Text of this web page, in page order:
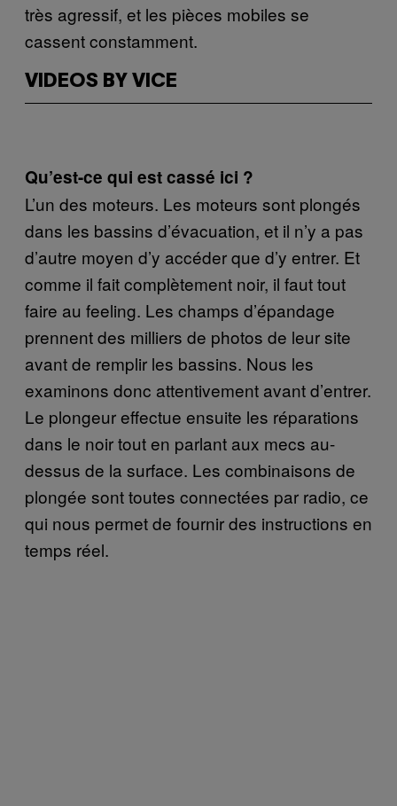
très agressif, et les pièces mobiles se
cassent constamment.
VIDEOS BY VICE
Qu’est-ce qui est cassé ici ?
L’un des moteurs. Les moteurs sont plongés
dans les bassins d’évacuation, et il n’y a pas
d’autre moyen d’y accéder que d’y entrer. Et
comme il fait complètement noir, il faut tout
faire au feeling. Les champs d’épandage
prennent des milliers de photos de leur site
avant de remplir les bassins. Nous les
examinons donc attentivement avant d’entrer.
Le plongeur effectue ensuite les réparations
dans le noir tout en parlant aux mecs au-
dessus de la surface. Les combinaisons de
plongée sont toutes connectées par radio, ce
qui nous permet de fournir des instructions en
temps réel.